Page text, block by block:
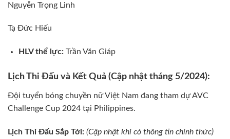
Nguyễn Trọng Linh
Tạ Đức Hiếu
HLV thể lực:Trần Văn Giáp
Lịch Thi Đấu và Kết Quả (Cập nhật tháng 5/2024):
Đội tuyển bóng chuyền nữ Việt Nam đang tham dự AVC
Challenge Cup 2024 tại Philippines.
Lịch Thi Đấu Sắp Tới: (Cập nhật khi có thông tin chính thức)